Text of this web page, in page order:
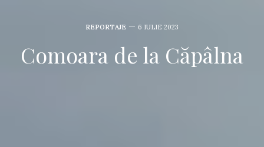
REPORTAJE 6 IULIE 2023
Comoara de la Căpâlna